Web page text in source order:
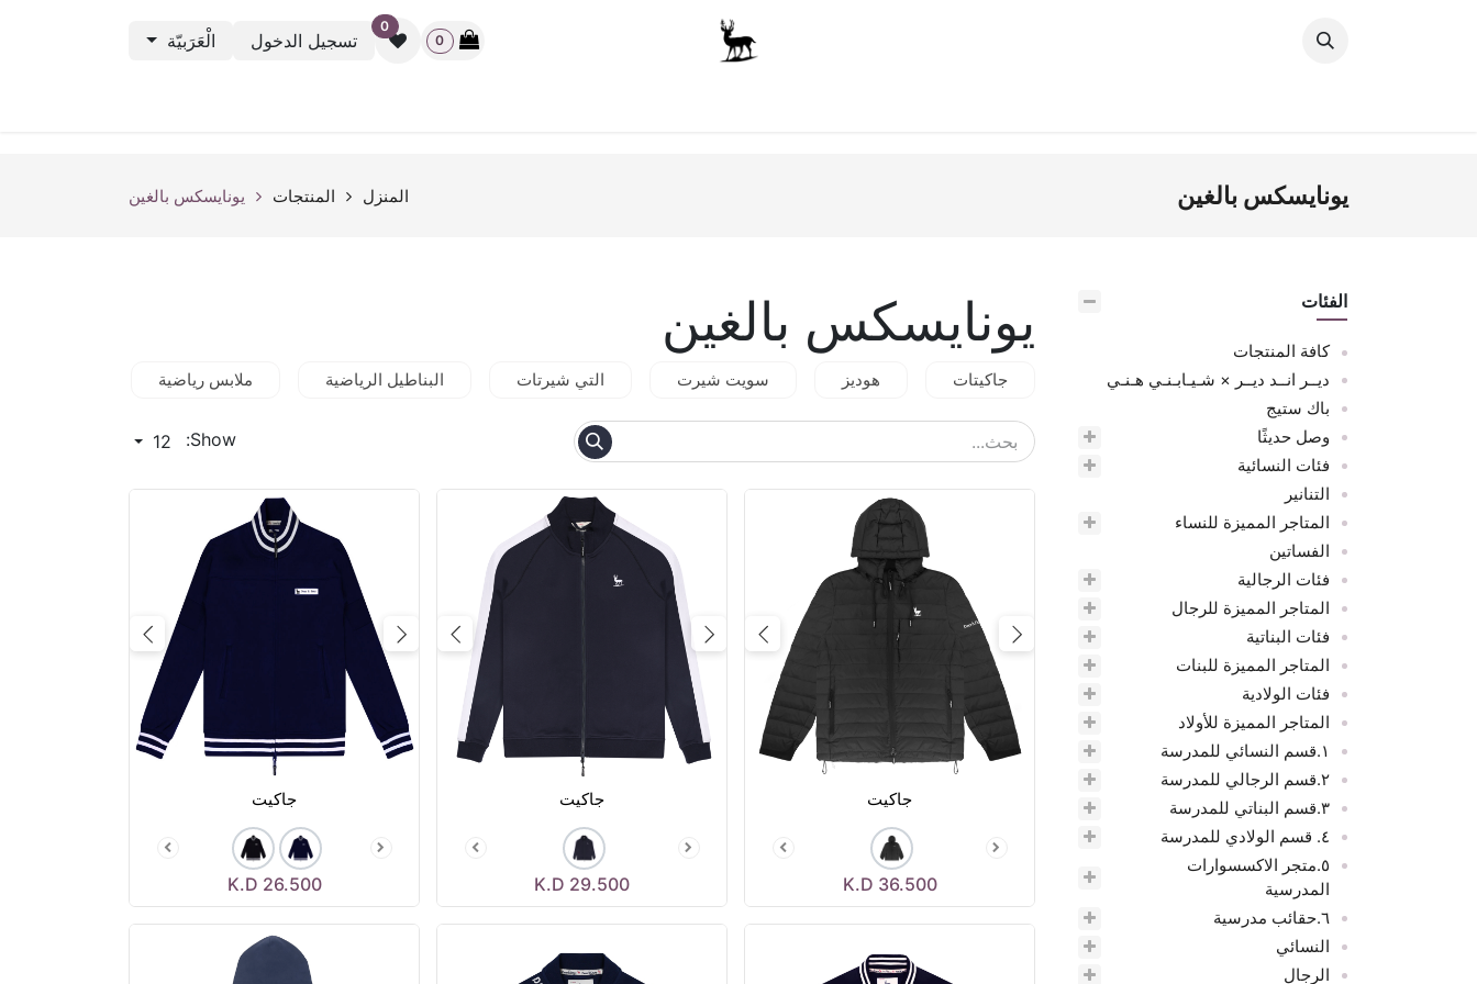
0
0
تسجيل الدخول الْعَرَبيّة
يونايسكس بالغين المنزل المنتجات يونايسكس بالغين
الفئات
كافة المنتجات
ديــر انــد ديــر × شـيـابـنـي هـنـي
باك ستيج
وصل حديثًا
فئات النسائية
التنانير
المتاجر المميزة للنساء
الفساتين
فئات الرجالية
المتاجر المميزة للرجال
فئات البناتية
المتاجر المميزة للبنات
فئات الولادية
المتاجر المميزة للأولاد
١.قسم النسائي للمدرسة
٢.قسم الرجالي للمدرسة
٣.قسم البناتي للمدرسة
٤. قسم الولادي للمدرسة
٥.متجر الاكسسوارات
المدرسية
٦.حقائب مدرسية
النسائي
الرجال
يونايسكس بالغين
جاكيتات هوديز سويت شيرت التي شيرتات البناطيل الرياضية ملابس رياضية
Show:
12
Previous
Next
جاكيت
36.500
Previous
Next
جاكيت
29.500
Previous
Next
جاكيت
26.500